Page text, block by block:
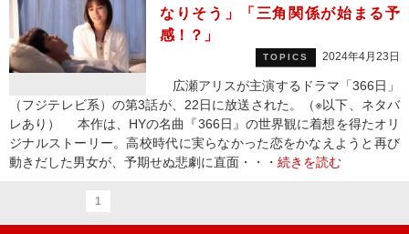
なりそう」「三角関係が始まる予
感！？」
TOPICS 2024年4月23日
広瀬アリスが主演するドラマ「366日」
（フジテレビ系）の第3話が、22日に放送された。（※以下、ネタバ
レあり） 本作は、HYの名曲『366日』の世界観に着想を得たオリ
ジナルストーリー。高校時代に実らなかった恋をかなえようと再び
動きだした男女が、予期せぬ悲劇に直面・・・ 続きを読む
1